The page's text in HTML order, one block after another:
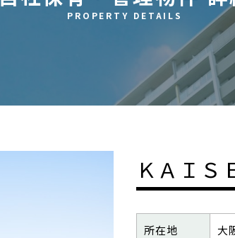
PROPERTY DETAILS
ＫＡＩＳ
所在地 大